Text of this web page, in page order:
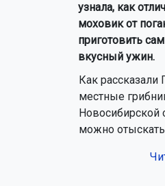
узнала, как
моховик от
приготовить
вкусный ужин.
Как рассказали
местные
Новосибирской
можно